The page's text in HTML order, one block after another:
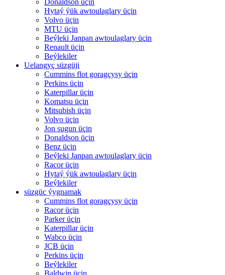
Hytaý ýük awtoulaglary üçin
Volvo üçin
MTU üçin
Beýleki Janpan awtoulaglary üçin
Renault üçin
Beýlekiler
Uelangyç süzgüji
Cummins flot goragçysy üçin
Perkins üçin
Katerpillar üçin
Komatsu üçin
Mitsubish üçin
Volvo üçin
Jon sugun üçin
Donaldson üçin
Benz üçin
Beýleki Janpan awtoulaglary üçin
Racor üçin
Hytaý ýük awtoulaglary üçin
Beýlekiler
süzgüç ýygnamak
Cummins flot goragçysy üçin
Racor üçin
Parker üçin
Katerpillar üçin
Wabco üçin
JCB üçin
Perkins üçin
Beýlekiler
Baldwin üçin